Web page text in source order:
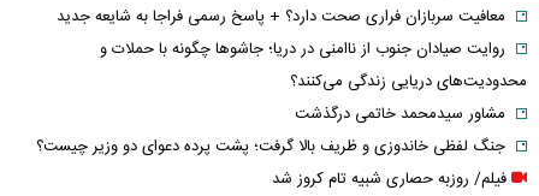
معافیت سربازان فراری صحت دارد؟ + پاسخ رسمی فراجا به شایعه جدید
روایت صیادان جنوب از ناامنی در دریا؛ جاشوها چگونه با حملات و
محدودیت‌های دریایی زندگی می‌کنند؟
مشاور سیدمحمد خاتمی درگذشت
جنگ لفظی خاندوزی و ظریف بالا گرفت؛ پشت پرده دعوای دو وزیر چیست؟
فیلم/ روزبه حصاری شبیه تام کروز شد